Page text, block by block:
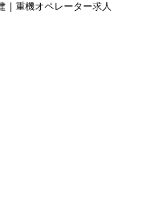
｜重機オペレーター求人